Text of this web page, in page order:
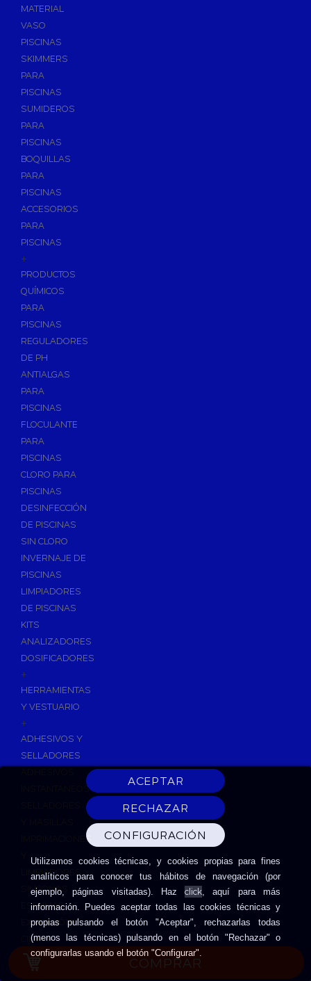
Utilizamos cookies técnicas, y cookies propias para fines
analíticos para conocer tus hábitos de navegación (por
ejemplo, páginas visitadas). Hazclick, aquí para más
información. Puedes aceptar todas las cookies técnicas y
propias pulsando el botón "Aceptar", rechazarlas todas
(menos las técnicas) pulsando en el botón "Rechazar" o
configurarlas usando el botón "Configurar".
MATERIAL
VASO
PISCINAS
SKIMMERS
PARA
PISCINAS
SUMIDEROS
PARA
PISCINAS
BOQUILLAS
PARA
PISCINAS
ACCESORIOS
PARA
PISCINAS
+
PRODUCTOS
QUÍMICOS
PARA
PISCINAS
REGULADORES
DE PH
ANTIALGAS
PARA
PISCINAS
FLOCULANTE
PARA
PISCINAS
CLORO PARA
PISCINAS
DESINFECCIÓN
DE PISCINAS
SIN CLORO
INVERNAJE DE
PISCINAS
LIMPIADORES
DE PISCINAS
KITS
ANALIZADORES
DOSIFICADORES
+
HERRAMIENTAS
Y VESTUARIO
+
ADHESIVOS Y
SELLADORES
INSTANTANEOS
IMPRIMACIONES
LIMPIADORES
SILICONAS
ESPUMAS DE
EXPANSIÓN
CINTAS
ADHESIVAS
HERRAMIENTAS
COMPRAR